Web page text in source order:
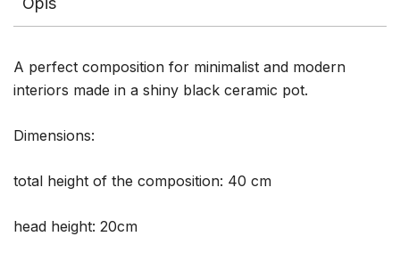
A perfect composition for minimalist and modern
interiors made in a shiny black ceramic pot.
Dimensions:
total height of the composition: 40 cm
head height: 20cm